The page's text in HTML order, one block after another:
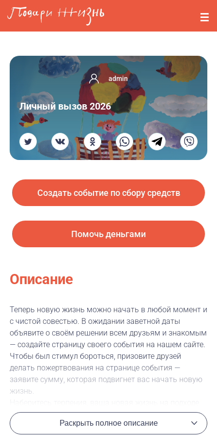
Перейти к основному содержанию
События
О нас
Вопросы
Войти
Регистрация
admin
Личный вызов 2026
Создать событие по сбору средств
Помочь деньгами
Описание
Теперь новую жизнь можно начать в любой момент и
с чистой совестью. В ожидании заветной даты
объявите о своём решении всем друзьям и знакомым
— создайте страницу своего события на нашем сайте.
Чтобы был стимул бороться, призовите друзей
делать пожертвования на странице события —
заявите сумму, которая подвигнет вас начать новую
жизнь.
надо только дождаться, пока все деньги будут
собраны.
Устали ждать?
Раскрыть полное описание